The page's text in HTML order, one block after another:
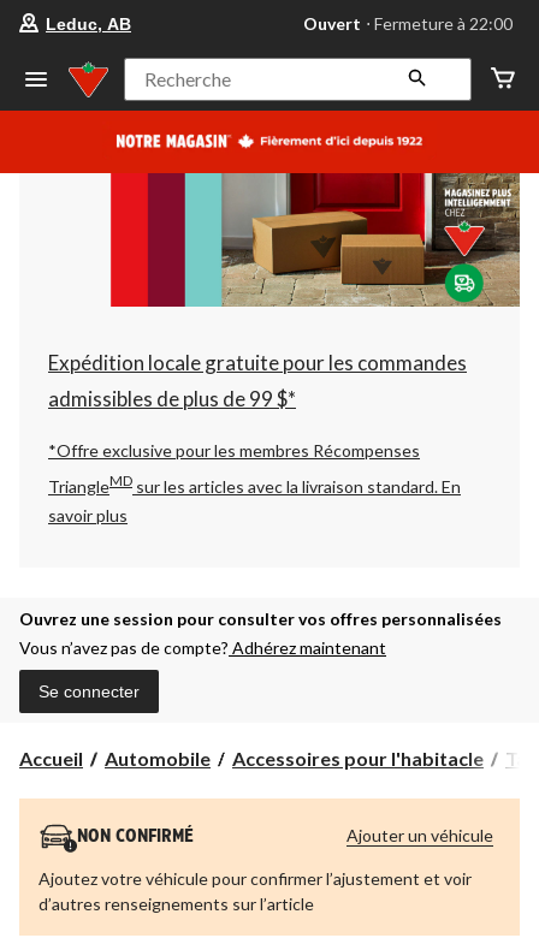
votre
préféré
Leduc,
AB,
courament
Fermeture
à
22:00
cliquer
pour
changer
Leduc, AB Ouvert ⋅ Fermeture à 22:00
Recherche
Expédition locale gratuite pour les commandes
admissibles de plus de 99 $*
*Offre exclusive pour les membres Récompenses
TriangleMD sur les articles avec la livraison standard.En
savoir plus
Ouvrez une session pour consulter vos offres personnalisées
Vous n’avez pas de compte? Adhérez maintenant
Se connecter
Accueil Automobile Accessoires pour l'habitacle
NON CONFIRMÉ
Ajoutez votre véhicule pour confirmer l’ajustement et voir
d’autres renseignements sur l’article
Ajouter un véhicule